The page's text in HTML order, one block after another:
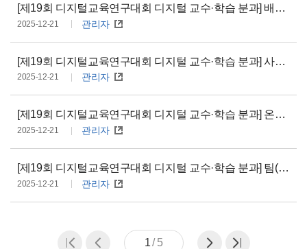
[제19회 디지털교육연구대회 디지털 교수·학습 분과] 배움과 안전·윤리의 균형을 이루는 DI-PLAY 프로젝트로 성장하는 꼬마 미래 시민
2025-12-21 관리자
2025-12-21 관리자
[제19회 디지털교육연구대회 디지털 교수·학습 분과] 온앤오프 하이브리드 놀이로 다름을 잇다
2025-12-21 관리자
[제19회 디지털교육연구대회 디지털 교수·학습 분과] 팀(T.E.A.M)놀이 속 코드(C.O.D.E.S) 실행으로 유아의 디지털 리터러시 역량 기르기
2025-12-21 관리자
1/5